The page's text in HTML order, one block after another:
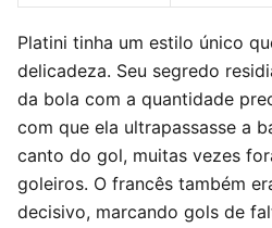
Platini tinha um estilo único
delicadeza. Seu segredo
da bola com a quantidade
com que ela ultrapassasse a
canto do gol, muitas vezes
goleiros. O francês também
decisivo, marcando gols de